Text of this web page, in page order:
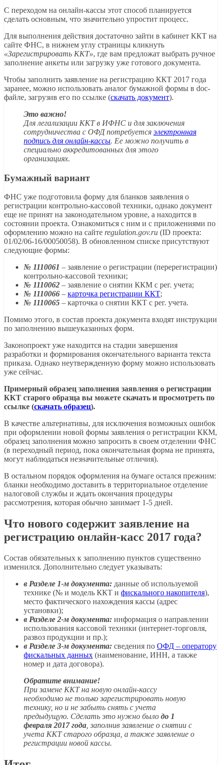
С переходом на онлайн-кассы этот способ планируется
сделать основным, что значительно упростит процесс.
Для выполнения действия достаточно зайти в кабинет ККТ на
сайте ФНС, в нижнем углу страницы кликнуть
«Зарегистрировать ККТ», где вам предложат выбрать ручное
заполнение анкеты или загрузку уже готового документа.
Чтобы заполнить заявление на регистрацию ККТ 2017 года
заранее, можно использовать аналог бумажной формы в doc-
файле, загрузив его по ссылке (скачать документ).
Это важно!
Для легализации ККТ в ИФНС и для заключения
сотрудничества с ОФД потребуется электронная
подпись для онлайн-кассы. Ее можно получить в
специально аккредитованных для этого
организациях.
Бумажный вариант
ФНС уже подготовила форму для бланков заявления о
регистрации контрольно-кассовой техники, однако документ
еще не принят на законодательном уровне, а находится в
состоянии проекта. Ознакомиться с ним и с приложениями по
оформлению можно на сайте regulation.gov.ru (ID проекта:
01/02/06-16/00050058). В обновленном списке присутствуют
следующие формы:
№ 1110061 – заявление о регистрации (перерегистрации)
контрольно-кассовой техники;
№ 1110062 – заявление о снятии ККМ с рег. учета;
№ 1110066 – карточка регистрации ККТ;
№ 1110065 – карточка о снятии ККТ с рег. учета.
Помимо этого, в состав проекта документа входят инструкции
по заполнению вышеуказанных форм.
Законопроект уже находится на стадии завершения
разработки и формирования окончательного варианта текста
приказа. Однако неутвержденную форму можно использовать
уже сейчас.
Примерный образец заполнения заявления о регистрации
ККТ старого образца вы можете скачать и просмотреть по
ссылке (скачать образец).
В качестве альтернативы, для исключения возможных ошибок
при оформлении новой формы заявления о регистрации ККМ,
образец заполнения можно запросить в своем отделении ФНС
(в переходный период, пока окончательная форма не принята,
могут наблюдаться незначительные отличия).
В остальном порядок оформления на бумаге остался прежним:
бланки необходимо доставить в территориальное отделение
налоговой службы и ждать окончания процедуры
рассмотрения, которая обычно занимает 1-5 дней.
Что нового содержит заявление на
регистрацию онлайн-касс 2017 года?
Состав обязательных к заполнению пунктов существенно
изменился. Дополнительно следует указывать:
в Разделе 1-м документа: данные об используемой
технике (№ и модель ККТ и фискального накопителя),
место фактического нахождения кассы (адрес
установки);
в Разделе 2-м документа: информация о направлении
использования кассовой техники (интернет-торговля,
развоз продукции и пр.);
в Разделе 3-м документа: сведения по ОФД – оператору
фискальных данных (наименование, ИНН, а также
номер и дата договора).
Обратите внимание!
При замене ККТ на новую онлайн-кассу
необходимо не только зарегистрировать новую
технику, но и не забыть снять с учета
предыдущую. Сделать это нужно было до 1
февраля 2017 года , заполнив заявление о снятии с
учета ККТ старого образца, а также заявление о
регистрации новой кассы.